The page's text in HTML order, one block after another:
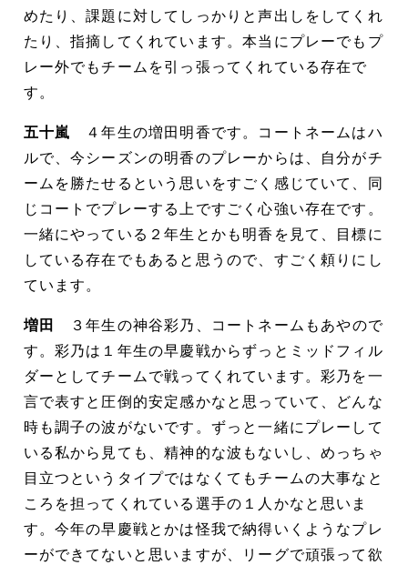
めたり、課題に対してしっかりと声出しをしてくれ
たり、指摘してくれています。本当にプレーでもプ
レー外でもチームを引っ張ってくれている存在で
す。
五十嵐 ４年生の増田明香です。コートネームはハ
ルで、今シーズンの明香のプレーからは、自分がチ
ームを勝たせるという思いをすごく感じていて、同
じコートでプレーする上ですごく心強い存在です。
一緒にやっている２年生とかも明香を見て、目標に
している存在でもあると思うので、すごく頼りにし
ています。
増田
３年生の神谷彩乃、コートネームもあやので
す。彩乃は１年生の早慶戦からずっとミッドフィル
ダーとしてチームで戦ってくれています。彩乃を一
言で表すと圧倒的安定感かなと思っていて、どんな
時も調子の波がないです。ずっと一緒にプレーして
いる私から見ても、精神的な波もないし、めっちゃ
目立つというタイプではなくてもチームの大事なと
ころを担ってくれている選手の１人かなと思いま
す。今年の早慶戦とかは怪我で納得いくようなプレ
ーができてないと思いますが、リーグで頑張って欲